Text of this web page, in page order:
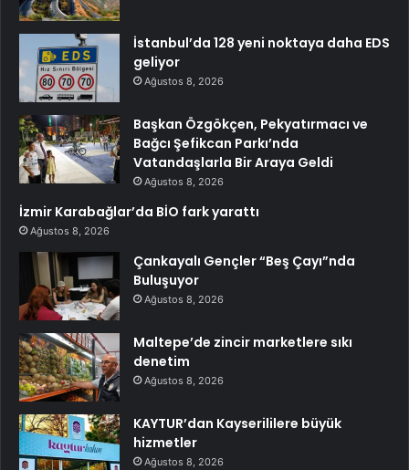
İstanbul’da 128 yeni noktaya daha EDS
geliyor
Ağustos 8, 2026
Başkan Özgökçen, Pekyatırmacı ve
Bağcı Şefikcan Parkı’nda
Vatandaşlarla Bir Araya Geldi
Ağustos 8, 2026
İzmir Karabağlar’da BİO fark yarattı
Ağustos 8, 2026
Çankayalı Gençler “Beş Çayı”nda
Buluşuyor
Ağustos 8, 2026
Maltepe’de zincir marketlere sıkı
denetim
Ağustos 8, 2026
KAYTUR’dan Kayserililere büyük
hizmetler
Ağustos 8, 2026